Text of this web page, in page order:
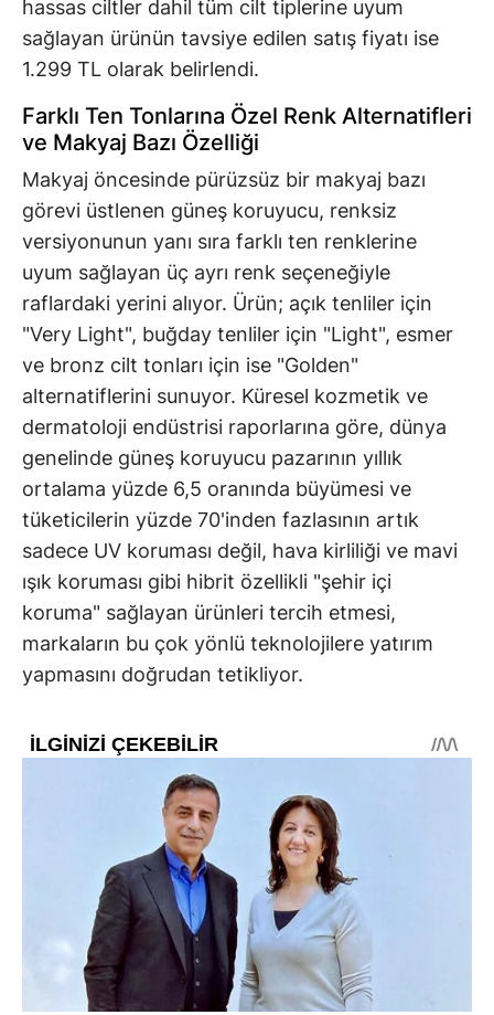
hassas ciltler dahil tüm cilt tiplerine uyum
sağlayan ürünün tavsiye edilen satış fiyatı ise
1.299 TL olarak belirlendi.
Farklı Ten Tonlarına Özel Renk Alternatifleri
ve Makyaj Bazı Özelliği
Makyaj öncesinde pürüzsüz bir makyaj bazı
görevi üstlenen güneş koruyucu, renksiz
versiyonunun yanı sıra farklı ten renklerine
uyum sağlayan üç ayrı renk seçeneğiyle
raflardaki yerini alıyor. Ürün; açık tenliler için
"Very Light", buğday tenliler için "Light", esmer
ve bronz cilt tonları için ise "Golden"
alternatiflerini sunuyor. Küresel kozmetik ve
dermatoloji endüstrisi raporlarına göre, dünya
genelinde güneş koruyucu pazarının yıllık
ortalama yüzde 6,5 oranında büyümesi ve
tüketicilerin yüzde 70'inden fazlasının artık
sadece UV koruması değil, hava kirliliği ve mavi
ışık koruması gibi hibrit özellikli "şehir içi
koruma" sağlayan ürünleri tercih etmesi,
markaların bu çok yönlü teknolojilere yatırım
yapmasını doğrudan tetikliyor.